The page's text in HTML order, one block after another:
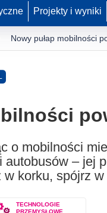
Projekty i wyniki
Nowy pułap mobilności
o mobilności
– jej
korku, spójrz w
TECHNOLOGIE
PRZEMYSŁOWE